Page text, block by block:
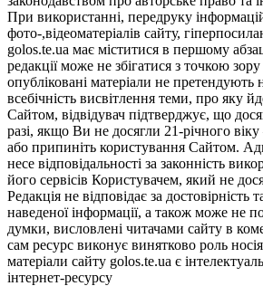
При використанні, передруку
фото-,відеоматеріалів сайту,
golos.te.ua має міститися в першому
редакції може не збігатися з точкою зору
опубліковані матеріали не претендують
всебічність висвітлення теми, про яку
Сайтом, відвідувач підтверджує, що
разі, якщо Ви не досягли 21-річного
або припиніть користування Сайтом.
несе відповідальності за законність
його сервісів Користувачем, який не
Редакція не відповідає за достовірність
наведеної інформації, а також може не
думки, висловлені читачами сайту в
сам ресурс виконує винятково роль
матеріали сайту golos.te.ua є
інтернет-ресурсу